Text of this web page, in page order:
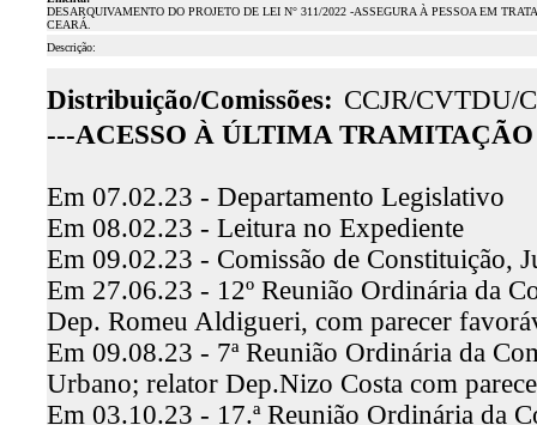
DESARQUIVAMENTO DO PROJETO DE LEI N° 311/2022 -ASSEGURA À PESSOA EM
CEARÁ.
Descrição:
Distribuição/Comissões: CCJR/CVTDU/
---ACESSO À ÚLTIMA
Em 07.02.23 - Departamento Legislativo
Em 08.02.23 - Leitura no Expediente
Em 09.02.23 - Comissão de Constituição,
Em 27.06.23 - 12º Reunião Ordinária da
Dep. Romeu Aldigueri, com parecer
Em 09.08.23 - 7ª Reunião Ordinária da
Urbano; relator Dep.Nizo Costa com
Em 03.10.23 - 17.ª Reunião Ordinária da